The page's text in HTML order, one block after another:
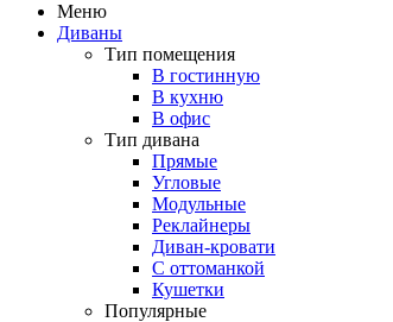
Меню
Диваны
Тип помещения
В гостинную
В кухню
В офис
Тип дивана
Прямые
Угловые
Модульные
Реклайнеры
Диван-кровати
С оттоманкой
Кушетки
Популярные